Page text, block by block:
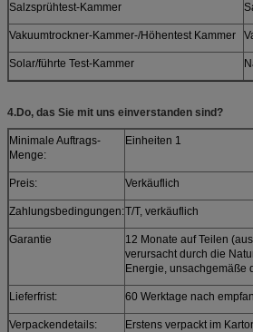
Salzsprühtest-Kammer
Vakuumtrockner-Kammer-/Höhentest Kammer
Solar/führte Test-Kammer
4.Do, das Sie mit uns einverstanden sind?
Minimale Auftrags-
Menge:
Einheiten 1
Preis: Verkäuflich
Zahlungsbedingungen:T/T, verkäuflich
Garantie
12 Monate auf Teilen
verursacht durch die
Energie, unsachgemäße
Lieferfrist: 60 Werktage nach
Verpackendetails:
Erstens verpackt im